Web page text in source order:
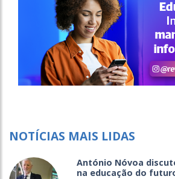
NOTÍCIAS MAIS LIDAS
António Nóvoa
na educação do